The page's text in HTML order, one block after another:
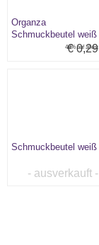
Organza
Schmuckbeutel weiß
40% auf alles:
€ 0,29
Schmuckbeutel weiß
- ausverkauft -